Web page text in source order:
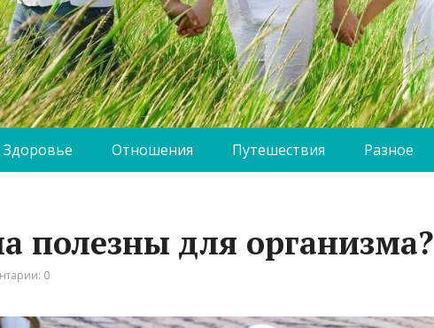
Здоровье Отношения Путешествия Разное
полезны для организма?
0